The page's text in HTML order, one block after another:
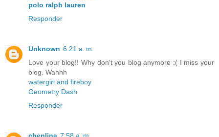
polo ralph lauren
Responder
Unknown 6:21 a. m.
Love your blog!! Why don't you blog anymore :( I miss your
blog. Wahhh
watergirl and fireboy
Geometry Dash
Responder
chenlina 7:58 a. m.